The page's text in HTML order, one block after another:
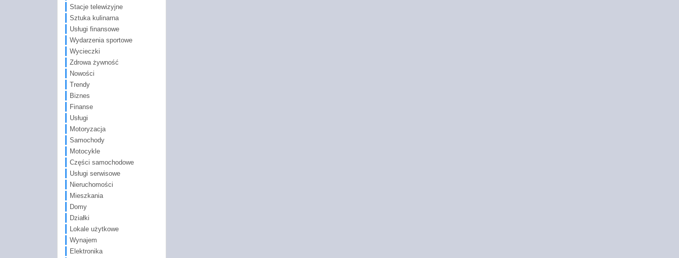
Stacje telewizyjne
Sztuka kulinarna
Usługi finansowe
Wydarzenia sportowe
Wycieczki
Zdrowa żywność
Nowości
Trendy
Biznes
Finanse
Usługi
Motoryzacja
Samochody
Motocykle
Części samochodowe
Usługi serwisowe
Nieruchomości
Mieszkania
Domy
Działki
Lokale użytkowe
Wynajem
Elektronika